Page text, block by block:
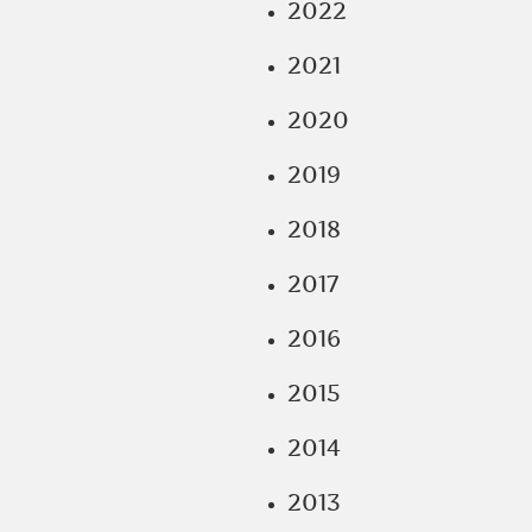
2022
2021
2020
2019
2018
2017
2016
2015
2014
2013